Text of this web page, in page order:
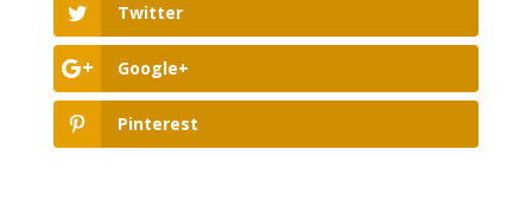
Twitter
Google+
Pinterest